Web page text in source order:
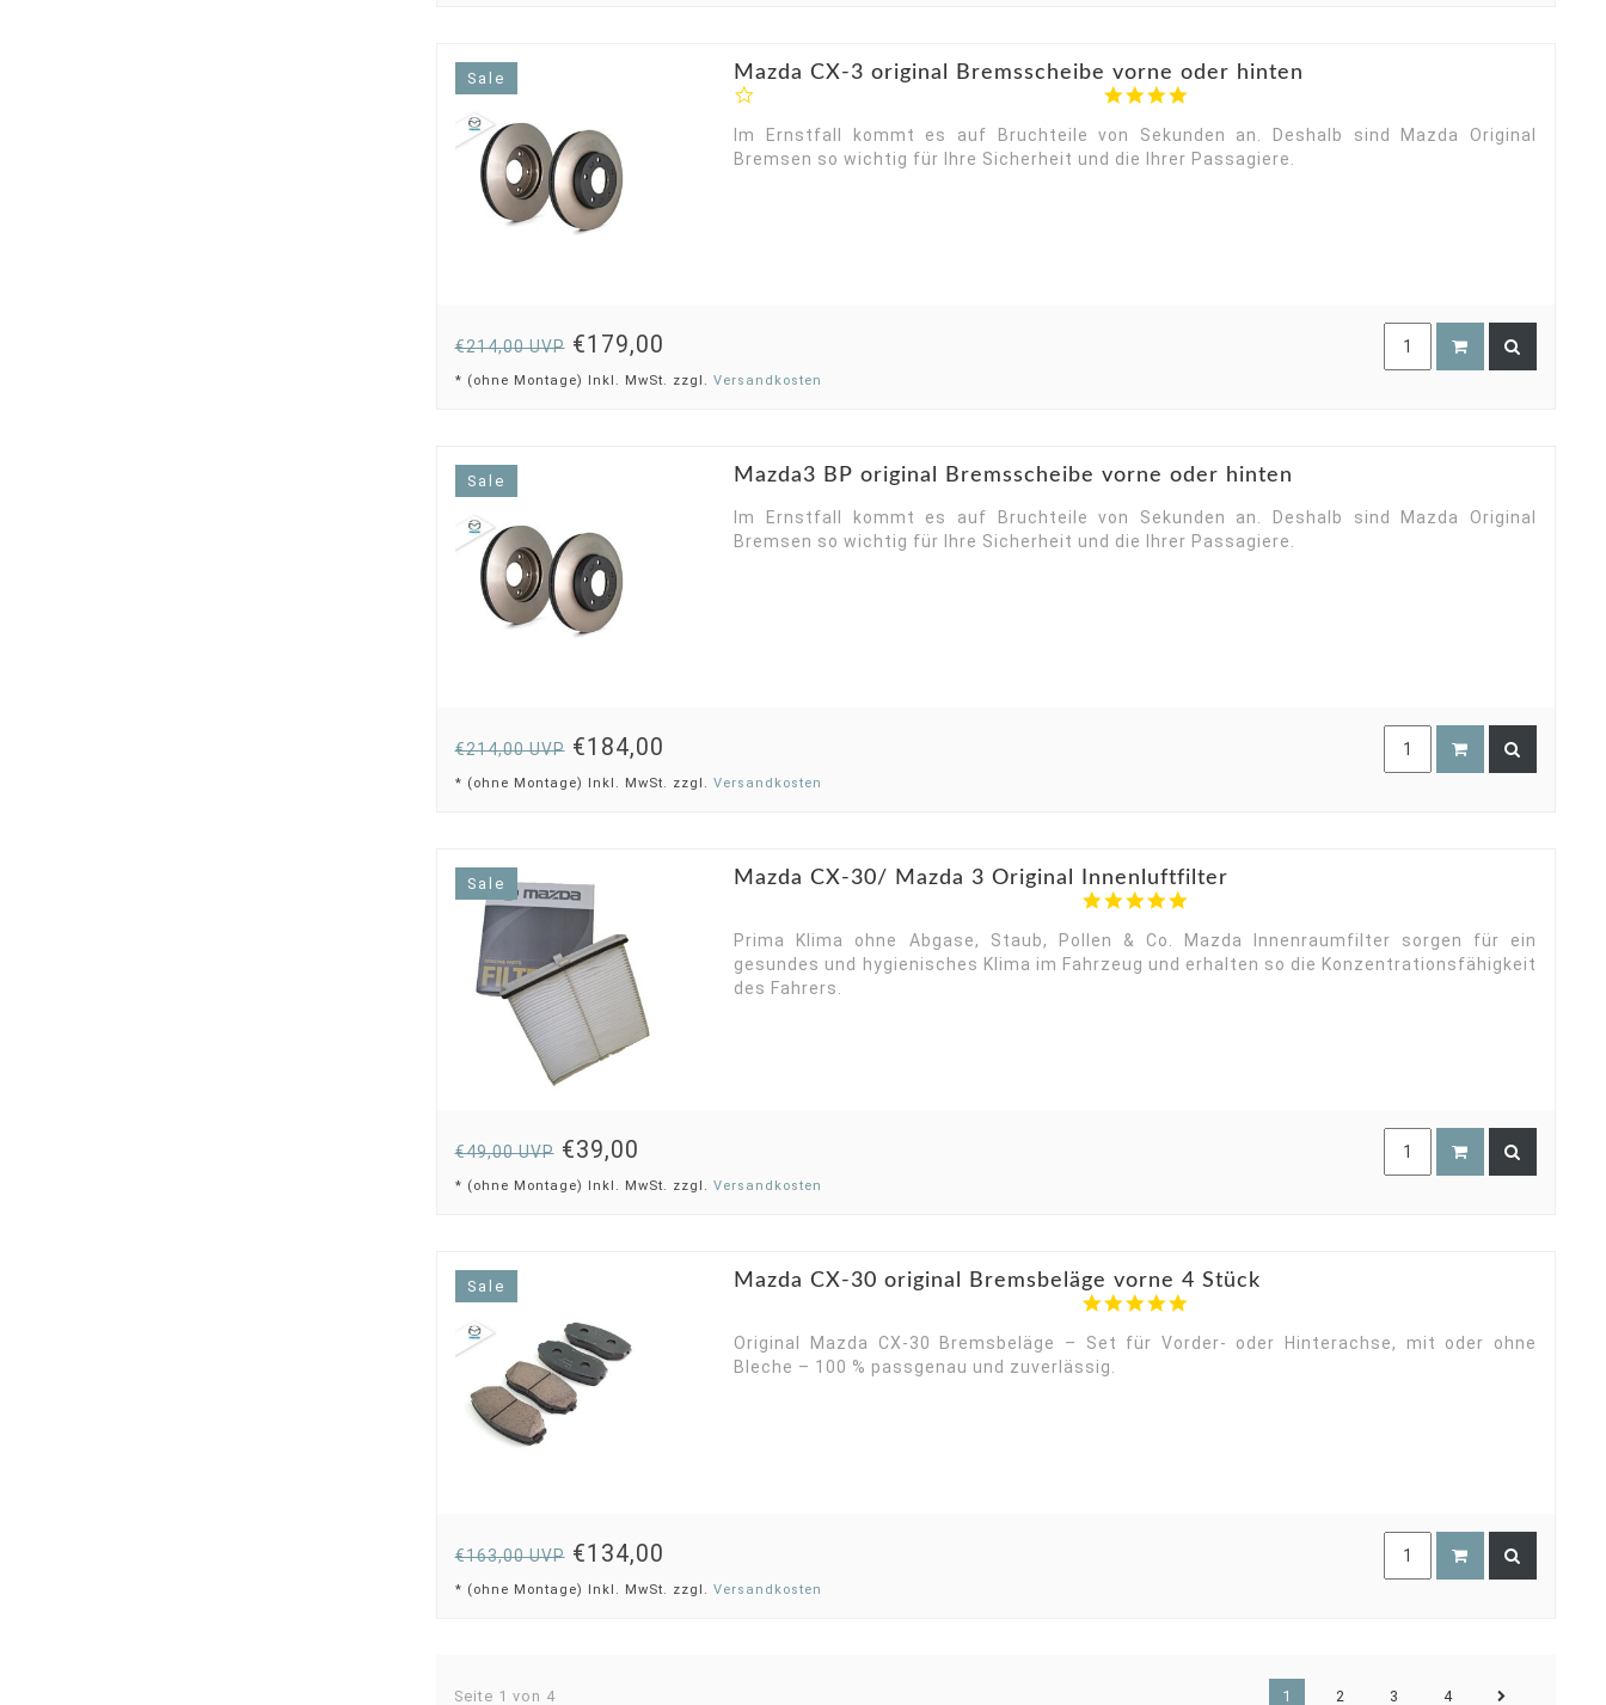
Sale Mazda CX-3 original Bremsscheibe vorne oder hinten
rating
Im Ernstfall kommt es auf Bruchteile von Sekunden an. Deshalb sind Mazda Original
Bremsen so wichtig für Ihre Sicherheit und die Ihrer Passagiere.
€214,00 UVP€179,00
* (ohne Montage) Inkl. MwSt. zzgl. Versandkosten
Sale Mazda3 BP original Bremsscheibe vorne oder hinten
Im Ernstfall kommt es auf Bruchteile von Sekunden an. Deshalb sind Mazda Original
Bremsen so wichtig für Ihre Sicherheit und die Ihrer Passagiere.
€214,00 UVP€184,00
* (ohne Montage) Inkl. MwSt. zzgl. Versandkosten
Sale Mazda CX-30/ Mazda 3 Original Innenluftfilter
rating
Prima Klima ohne Abgase, Staub, Pollen & Co. Mazda Innenraumfilter sorgen für ein
gesundes und hygienisches Klima im Fahrzeug und erhalten so die Konzentrationsfähigkeit
des Fahrers.
€49,00 UVP€39,00
* (ohne Montage) Inkl. MwSt. zzgl. Versandkosten
Sale Mazda CX-30 original Bremsbeläge vorne 4 Stück
rating
Original Mazda CX-30 Bremsbeläge – Set für Vorder- oder Hinterachse, mit oder ohne
Bleche – 100 % passgenau und zuverlässig.
€163,00 UVP€134,00
* (ohne Montage) Inkl. MwSt. zzgl. Versandkosten
Seite 1 von 4 1 2 3 4